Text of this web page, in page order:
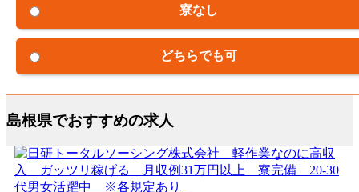
寮なし
どちらでも可
島根県でおすすめの求人